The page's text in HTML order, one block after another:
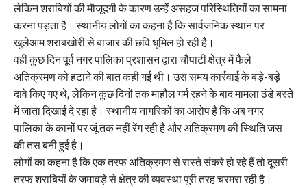
लेकिन शराबियों की मौजूदगी के कारण उन्हें असहज परिस्थितियों का सामना
करना पड़ता है। स्थानीय लोगों का कहना है कि सार्वजनिक स्थान पर
खुलेआम शराबखोरी से बाजार की छवि धूमिल हो रही है।
वहीं कुछ दिन पूर्व नगर पालिका प्रशासन द्वारा चौपाटी क्षेत्र में फैले
अतिक्रमण को हटाने की बात कही गई थी। उस समय कार्रवाई के बड़े-बड़े
दावे किए गए थे, लेकिन कुछ दिनों तक माहौल गर्म रहने के बाद मामला ठंडे बस्ते
में जाता दिखाई दे रहा है। स्थानीय नागरिकों का आरोप है कि अब नगर
पालिका के कानों पर जूं तक नहीं रेंग रही है और अतिक्रमण की स्थिति जस
की तस बनी हुई है।
लोगों का कहना है कि एक तरफ अतिक्रमण से रास्ते संकरे हो रहे हैं तो दूसरी
तरफ शराबियों के जमावड़े से क्षेत्र की व्यवस्था पूरी तरह चरमरा रही है।